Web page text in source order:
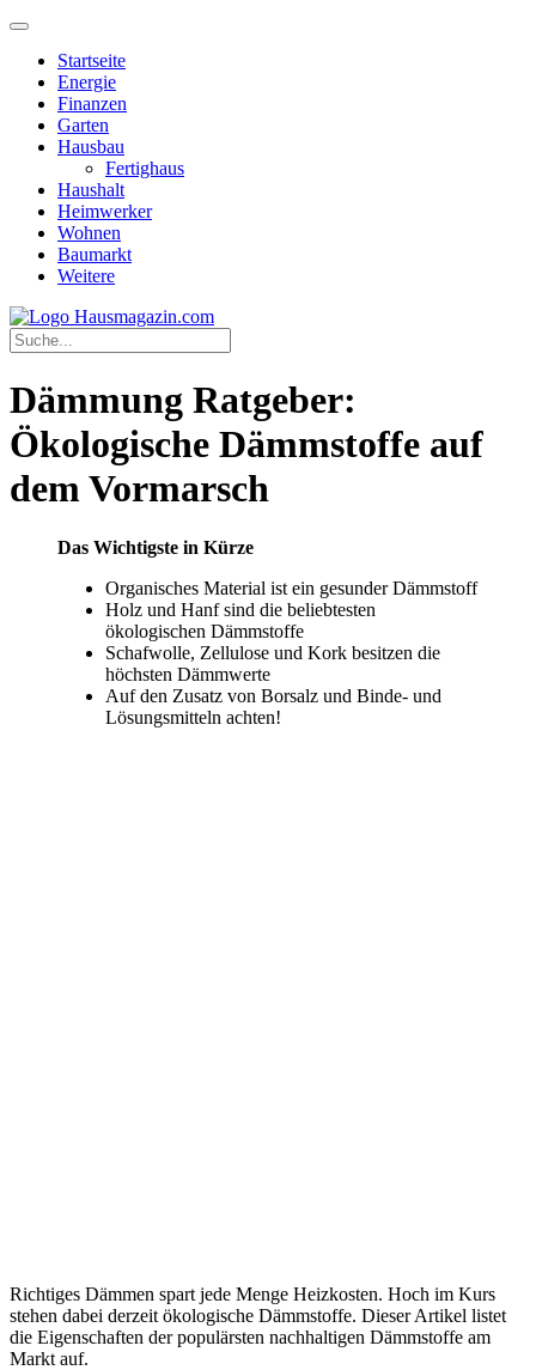
Startseite
Energie
Finanzen
Garten
Hausbau
Fertighaus
Haushalt
Heimwerker
Wohnen
Baumarkt
Weitere
Dämmung Ratgeber:
Ökologische Dämmstoffe auf
dem Vormarsch
Das Wichtigste in Kürze
Organisches Material ist ein gesunder Dämmstoff
Holz und Hanf sind die beliebtesten
ökologischen Dämmstoffe
Schafwolle, Zellulose und Kork besitzen die
höchsten Dämmwerte
Auf den Zusatz von Borsalz und Binde- und
Lösungsmitteln achten!
Richtiges Dämmen spart jede Menge Heizkosten. Hoch im Kurs
stehen dabei derzeit ökologische Dämmstoffe. Dieser Artikel listet
die Eigenschaften der populärsten nachhaltigen Dämmstoffe am
Markt auf.